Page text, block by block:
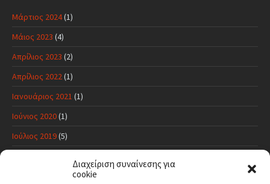
Διαχείριση συναίνεσης για
cookie
Μάρτιος 2024(1)
Μάιος 2023 (4)
Απρίλιος 2023 (2)
Απρίλιος 2022(1)
Ιανουάριος 2021 (1)
Ιούνιος 2020(1)
Ιούλιος 2019(5)